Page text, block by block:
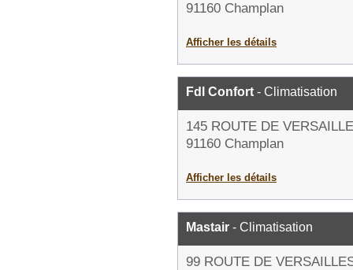
91160 Champlan
Afficher les détails
Fdl Confort - Climatisation
145 ROUTE DE
91160 Champlan
Afficher les détails
Mastair - Climatisation
99 ROUTE DE